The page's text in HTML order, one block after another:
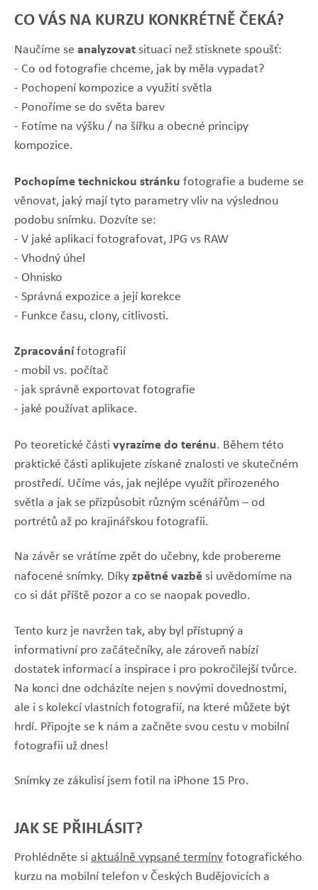
CO VÁS NA KURZU KONKRÉTNĚ ČEKÁ?
Naučíme se analyzovatsituaci než stisknete spoušť:
- Co od fotografie chceme, jak by měla vypadat?
- Pochopení kompozice a využití světla
- Ponoříme se do světa barev
- Fotíme na výšku / na šířku a obecné principy
kompozice.
Pochopíme technickou stránku fotografie a budeme se
věnovat, jaký mají tyto parametry vliv na výslednou
podobu snímku. Dozvíte se:
- V jaké aplikaci fotografovat, JPG vs RAW
- Vhodný úhel
- Ohnisko
- Správná expozice a její korekce
- Funkce času, clony, citlivosti.
Zpracovánífotografií
- mobil vs. počítač
- jak správně exportovat fotografie
- jaké používat aplikace.
Po teoretické části vyrazíme do terénu. Během této
praktické části aplikujete získané znalosti ve skutečném
prostředí. Učíme vás, jak nejlépe využít přirozeného
světla a jak se přizpůsobit různým scénářům – od
portrétů až po krajinářskou fotografii.
Na závěr se vrátíme zpět do učebny, kde probereme
nafocené snímky. Díkyzpětné vazběsi uvědomíme na
co si dát příště pozor a co se naopak povedlo.
Tento kurz je navržen tak, aby byl přístupný a
informativní pro začátečníky, ale zároveň nabízí
dostatek informací a inspirace i pro pokročilejší tvůrce.
Na konci dne odcházíte nejen s novými dovednostmi,
ale i s kolekcí vlastních fotografií, na které můžete být
hrdí. Připojte se k nám a začněte svou cestu v mobilní
fotografii už dnes!
Snímky ze zákulisí jsem fotil na iPhone 15 Pro.
JAK SE PŘIHLÁSIT?
Prohlédněte si aktuálně vypsané termínyfotografického
kurzu na mobilní telefon v Českých Budějovicích a